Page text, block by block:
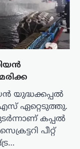
യുദ്ധക്കപ്പൽ
ഏറ്റെടുത്തു.
കപ്പൽ
പീറ്റ്